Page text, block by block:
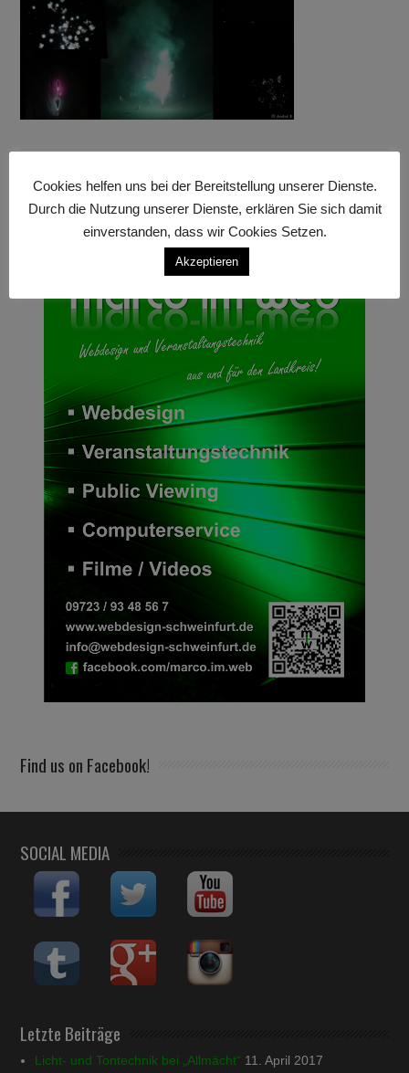
Find us on Facebook!
SOCIAL MEDIA
Letzte Beiträge
Licht- und Tontechnik bei „Allmächt“ 11. April 2017
Cookies helfen uns bei der Bereitstellung unserer Dienste.
Durch die Nutzung unserer Dienste, erklären Sie sich damit
einverstanden, dass wir Cookies Setzen.
Akzeptieren